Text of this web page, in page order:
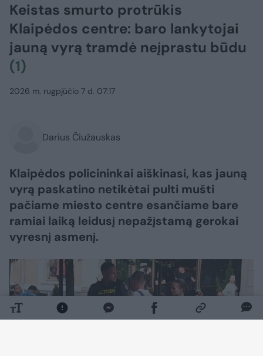
Keistas smurto protrūkis
Klaipėdos centre: baro lankytojai
jauną vyrą tramdė neįprastu būdu
(1)
2026 m. rugpjūčio 7 d. 07:17
Darius Čiužauskas
Klaipėdos policininkai aiškinasi, kas jauną
vyrą paskatino netikėtai pulti mušti
pačiame miesto centre esančiame bare
ramiai laiką leidusį nepažįstamą gerokai
vyresnį asmenį.